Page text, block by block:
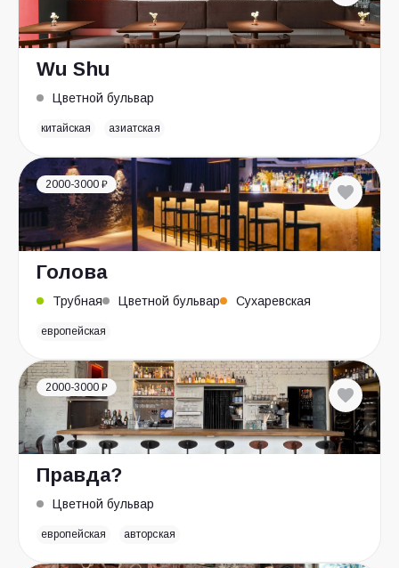
Wu Shu
Цветной бульвар
китайская азиатская
2000-3000 ₽
Голова
Трубная Цветной бульвар Сухаревская
европейская
2000-3000 ₽
Правда?
Цветной бульвар
европейская авторская